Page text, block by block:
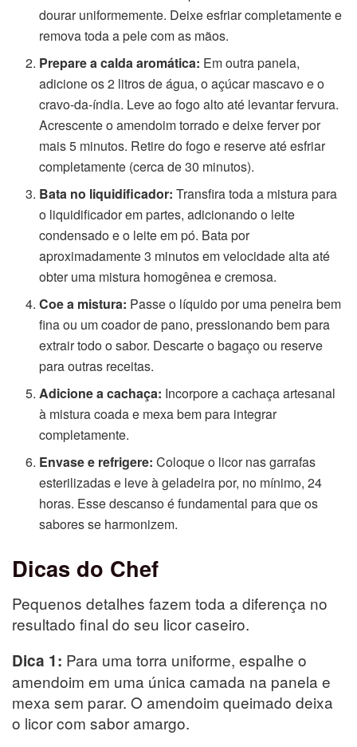
dourar uniformemente. Deixe esfriar completamente e
remova toda a pele com as mãos.
Prepare a calda aromática: Em outra panela,
adicione os 2 litros de água, o açúcar mascavo e o
cravo-da-índia. Leve ao fogo alto até levantar fervura.
Acrescente o amendoim torrado e deixe ferver por
mais 5 minutos. Retire do fogo e reserve até esfriar
completamente (cerca de 30 minutos).
Bata no liquidificador: Transfira toda a mistura para
o liquidificador em partes, adicionando o leite
condensado e o leite em pó. Bata por
aproximadamente 3 minutos em velocidade alta até
obter uma mistura homogênea e cremosa.
Coe a mistura: Passe o líquido por uma peneira bem
fina ou um coador de pano, pressionando bem para
extrair todo o sabor. Descarte o bagaço ou reserve
para outras receitas.
Adicione a cachaça: Incorpore a cachaça artesanal
à mistura coada e mexa bem para integrar
completamente.
Envase e refrigere: Coloque o licor nas garrafas
esterilizadas e leve à geladeira por, no mínimo, 24
horas. Esse descanso é fundamental para que os
sabores se harmonizem.
Dicas do Chef
Pequenos detalhes fazem toda a diferença no
resultado final do seu licor caseiro.
Dica 1: Para uma torra uniforme, espalhe o
amendoim em uma única camada na panela e
mexa sem parar. O amendoim queimado deixa
o licor com sabor amargo.